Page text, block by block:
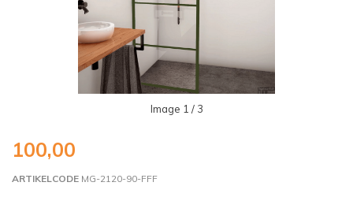
Image 1 / 3
100,00
ARTIKELCODE MG-2120-90-FFF